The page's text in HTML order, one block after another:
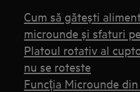
Cum să gătești
microunde și sfaturi
Platoul rotativ al
nu se roteste
Funcția Microunde